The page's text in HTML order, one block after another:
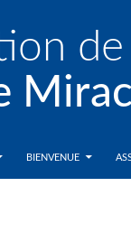
BIENVENUE